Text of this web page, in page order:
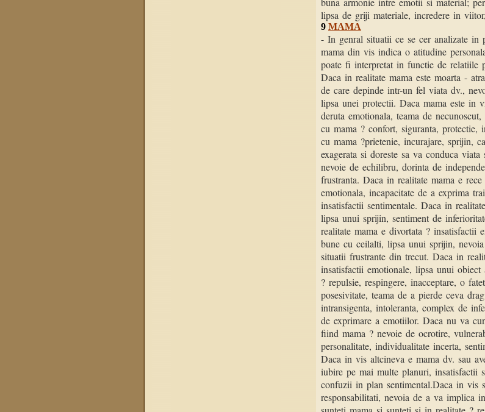
lipsa de griji materiale, incredere in
9 MAMA
- In genral situatii ce se cer analizate
mama din vis indica o atitudine
poate fi interpretat in functie de relatiile
Daca in realitate mama este moarta -
de care depinde intr-un fel viata dv.,
lipsa unei protectii. Daca mama este in
deruta emotionala, teama de
cu mama ? confort, siguranta,
cu mama ?prietenie, incurajare, sprijin,
exagerata si doreste sa va conduca
nevoie de echilibru, dorinta de
frustranta. Daca in realitate mama e
emotionala, incapacitate de a exprima
insatisfactii sentimentale. Daca in
lipsa unui sprijin, sentiment de
realitate mama e divortata ? insatisfactii
bune cu ceilalti, lipsa unui sprijin,
situatii frustrante din trecut. Daca in
insatisfactii emotionale, lipsa unui
? repulsie, respingere, inacceptare, o
posesivitate, teama de a pierde ceva
intransigenta, intoleranta, complex de
de exprimare a emotiilor. Daca nu va
fiind mama ? nevoie de ocrotire,
personalitate, individualitate incerta,
Daca in vis altcineva e mama dv. sau
iubire pe mai multe planuri, insatisfactii
confuzii in plan sentimental.Daca in vis
responsabilitati, nevoia de a va implica